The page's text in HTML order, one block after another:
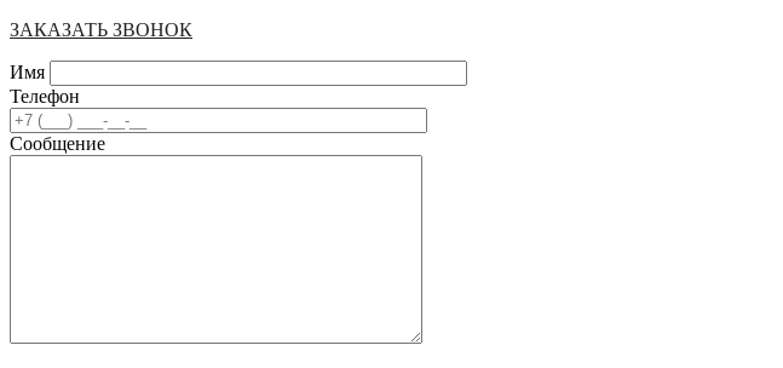
ЗАКАЗАТЬ ЗВОНОК
Имя
Телефон
Сообщение